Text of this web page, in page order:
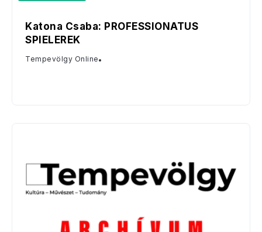
Katona Csaba: PROFESSIONATUS
SPIELEREK
Tempevölgy Online